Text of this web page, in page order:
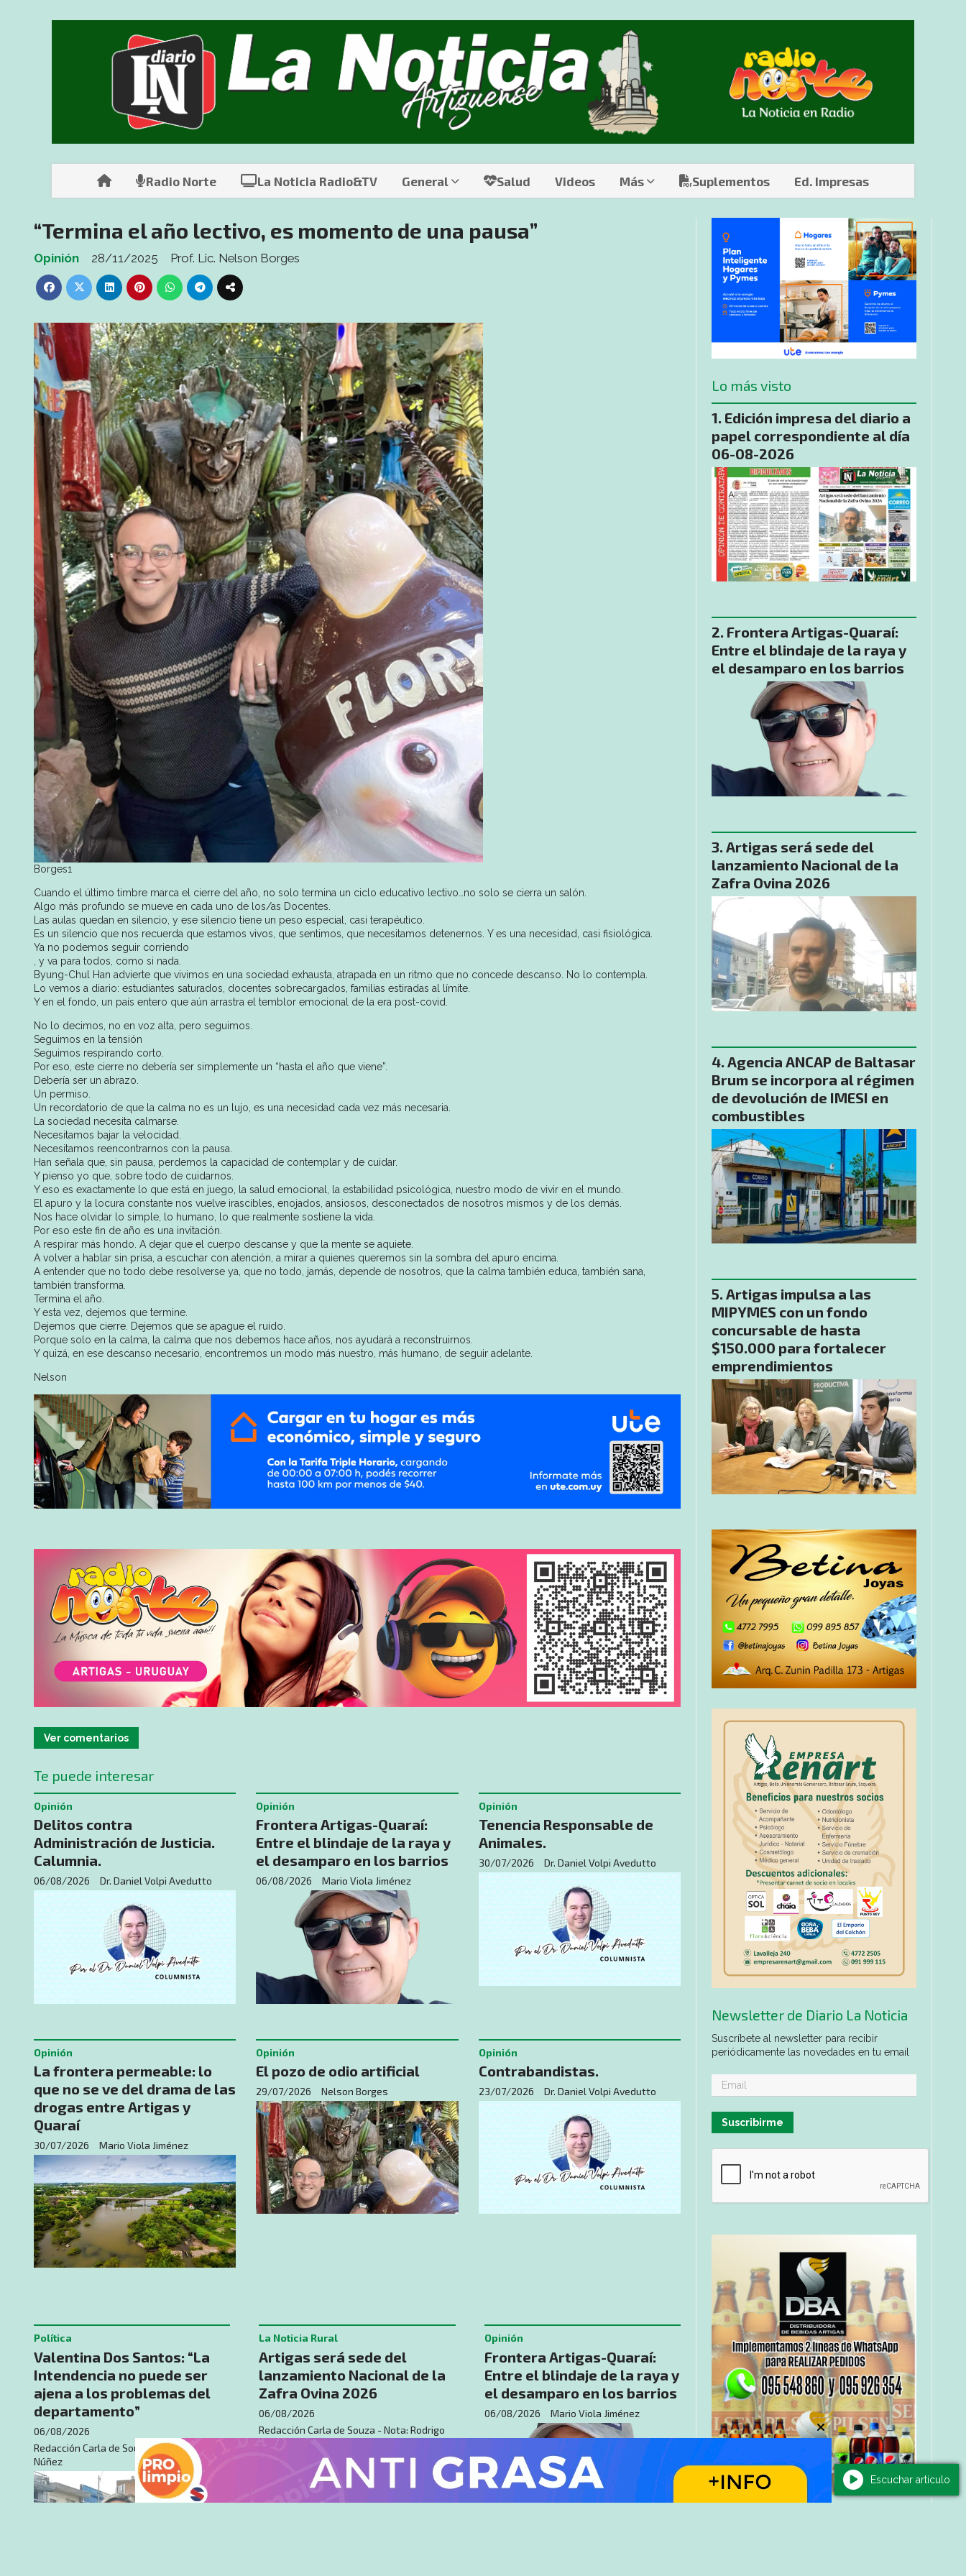
Radio Norte La Noticia Radio&TV General Salud Videos Más Suplementos Ed. Impresas
“Termina el año lectivo, es momento de una pausa”
Opinión 28/11/2025 Prof. Lic. Nelson Borges
Borges1
Cuando el último timbre marca el cierre del año, no solo termina un ciclo educativo lectivo…no solo se cierra un salón.
Algo más profundo se mueve en cada uno de los/as Docentes.
Las aulas quedan en silencio, y ese silencio tiene un peso especial, casi terapéutico.
Es un silencio que nos recuerda que estamos vivos, que sentimos, que necesitamos detenernos. Y es una necesidad, casi fisiológica.
Ya no podemos seguir corriendo
, y va para todos, como si nada.
Byung-Chul Han advierte que vivimos en una sociedad exhausta, atrapada en un ritmo que no concede descanso. No lo contempla.
Lo vemos a diario: estudiantes saturados, docentes sobrecargados, familias estiradas al límite.
Y en el fondo, un país entero que aún arrastra el temblor emocional de la era post-covid.
No lo decimos, no en voz alta, pero seguimos.
Seguimos en la tensión
Seguimos respirando corto.
Por eso, este cierre no debería ser simplemente un “hasta el año que viene”.
Debería ser un abrazo.
Un permiso.
Un recordatorio de que la calma no es un lujo, es una necesidad cada vez más necesaria.
La sociedad necesita calmarse.
Necesitamos bajar la velocidad.
Necesitamos reencontrarnos con la pausa.
Han señala que, sin pausa, perdemos la capacidad de contemplar y de cuidar.
Y pienso yo que, sobre todo de cuidarnos.
Y eso es exactamente lo que está en juego, la salud emocional, la estabilidad psicológica, nuestro modo de vivir en el mundo.
El apuro y la locura constante nos vuelve irascibles, enojados, ansiosos, desconectados de nosotros mismos y de los demás.
Nos hace olvidar lo simple, lo humano, lo que realmente sostiene la vida.
Por eso este fin de año es una invitación.
A respirar más hondo. A dejar que el cuerpo descanse y que la mente se aquiete.
A volver a hablar sin prisa, a escuchar con atención, a mirar a quienes queremos sin la sombra del apuro encima.
A entender que no todo debe resolverse ya, que no todo, jamás, depende de nosotros, que la calma también educa, también sana,
también transforma.
Termina el año.
Y esta vez, dejemos que termine.
Dejemos que cierre. Dejemos que se apague el ruido.
Porque solo en la calma, la calma que nos debemos hace años, nos ayudará a reconstruirnos.
Y quizá, en ese descanso necesario, encontremos un modo más nuestro, más humano, de seguir adelante.
Nelson
Ver comentarios
Te puede interesar
Delitos contra
Administración de Justicia.
Calumnia.
Dr. Daniel Volpi Avedutto
Opinión
06/08/2026
​Frontera Artigas-Quaraí:
Entre el blindaje de la raya y
el desamparo en los barrios
Mario Viola Jiménez
Opinión
06/08/2026
Tenencia Responsable de
Animales.
Dr. Daniel Volpi Avedutto
Opinión
30/07/2026
La frontera permeable: lo
que no se ve del drama de las
drogas entre Artigas y
Quaraí
Mario Viola Jiménez
Opinión
30/07/2026
El pozo de odio artificial
Nelson Borges
Opinión
29/07/2026
Contrabandistas.
Dr. Daniel Volpi Avedutto
Opinión
23/07/2026
Valentina Dos Santos: “La
Intendencia no puede ser
ajena a los problemas del
departamento”
Redacción Carla de Souza - Nota: Rodrigo
Núñez
Política
06/08/2026
Artigas será sede del
lanzamiento Nacional de la
Zafra Ovina 2026
Redacción Carla de Souza - Nota: Rodrigo
La Noticia Rural
06/08/2026
​Frontera Artigas-Quaraí:
Entre el blindaje de la raya y
el desamparo en los barrios
Mario Viola Jiménez
Opinión
06/08/2026
Lo más visto
Edición impresa del diario a
papel correspondiente al día
06-08-2026
​Frontera Artigas-Quaraí:
Entre el blindaje de la raya y
el desamparo en los barrios
Artigas será sede del
lanzamiento Nacional de la
Zafra Ovina 2026
Agencia ANCAP de Baltasar
Brum se incorpora al régimen
de devolución de IMESI en
combustibles
Artigas impulsa a las
MIPYMES con un fondo
concursable de hasta
$150.000 para fortalecer
emprendimientos
Newsletter de Diario La Noticia
Suscríbete al newsletter para recibir
periódicamente las novedades en tu email
Suscribirme
Escuchar artículo